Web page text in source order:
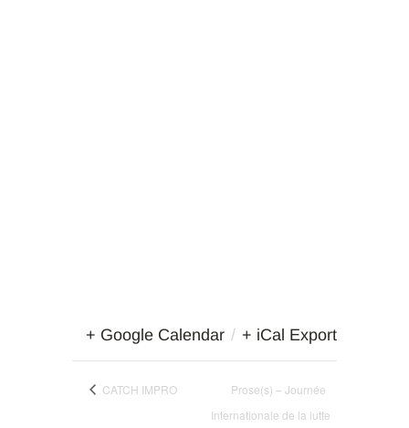
+ Google Calendar / + iCal Export
CATCH IMPRO
Prose(s) – Journée
Internationale de la lutte